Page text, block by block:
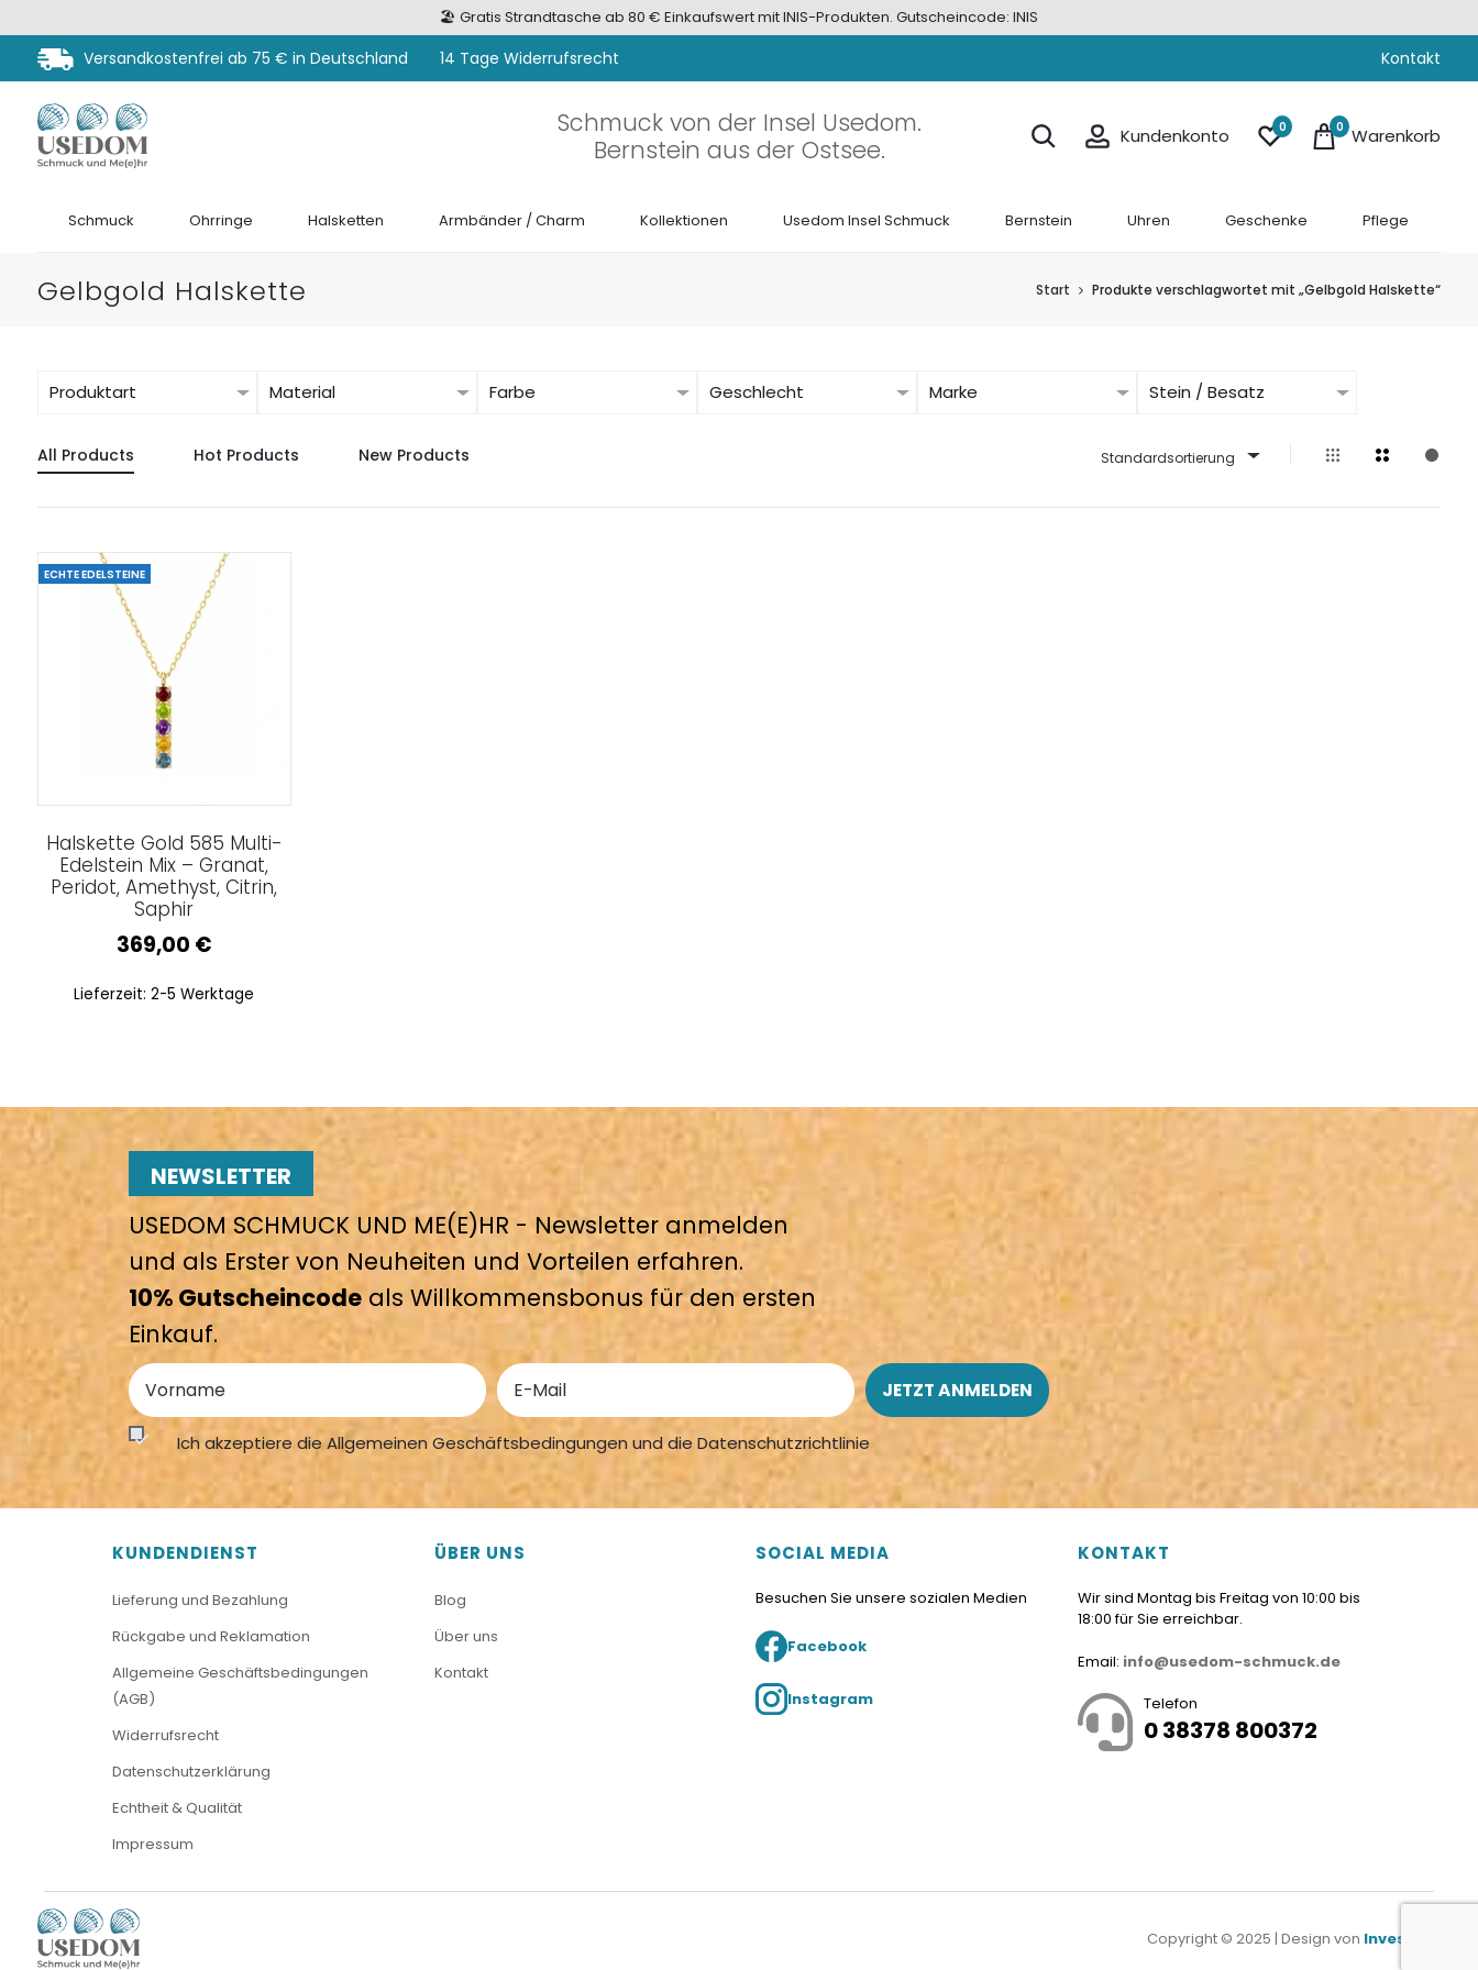
🏖️ Gratis Strandtasche ab 80 € Einkaufswert mit INIS-Produkten. Gutscheincode: INIS
Versandkostenfrei ab 75 € in Deutschland 14 Tage Widerrufsrecht Kontakt
Schmuck von der Insel Usedom.
Bernstein aus der Ostsee.
Kundenkonto 0 0 Warenkorb
Schmuck Ohrringe Halsketten Armbänder / Charm Kollektionen Usedom Insel Schmuck Bernstein Uhren Geschenke Pflege
Gelbgold Halskette Start Produkte verschlagwortet mit „Gelbgold Halskette“
Produktart Material Farbe Geschlecht Marke Stein / Besatz
All Products Hot Products New Products Standardsortierung
ECHTE EDELSTEINE
Halskette Gold 585 Multi-
Edelstein Mix – Granat,
Peridot, Amethyst, Citrin,
Saphir
369,00 €
Lieferzeit:2-5 Werktage
NEWSLETTER
USEDOM SCHMUCK UND ME(E)HR - Newsletter anmelden
und als Erster von Neuheiten und Vorteilen erfahren.
10% Gutscheincode als Willkommensbonus für den ersten
Einkauf.
Ich akzeptiere die Allgemeinen Geschäftsbedingungen und die Datenschutzrichtlinie
KUNDENDIENST
Lieferung und Bezahlung
Rückgabe und Reklamation
Allgemeine Geschäftsbedingungen
(AGB)
Widerrufsrecht
Datenschutzerklärung
Echtheit & Qualität
Impressum
ÜBER UNS
Blog
Über uns
Kontakt
SOCIAL MEDIA
Besuchen Sie unsere sozialen Medien
Facebook
Instagram
KONTAKT
Wir sind Montag bis Freitag von 10:00 bis
18:00 für Sie erreichbar.
Email: info@usedom-schmuck.de
Telefon
0 38378 800372
Copyright © 2025 | Design von Investnet